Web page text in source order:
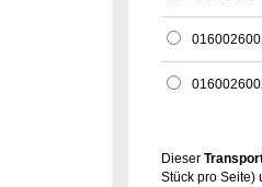
Dieser
Stück pro Seite)